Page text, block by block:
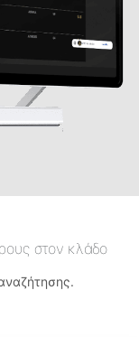
στον κλάδο